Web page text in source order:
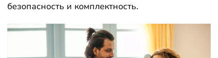
безопасность и комплектность.